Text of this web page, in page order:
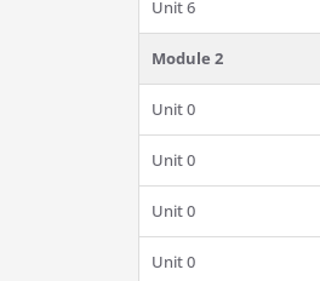
Unit 6
Module 2
Unit 0
Unit 0
Unit 0
Unit 0